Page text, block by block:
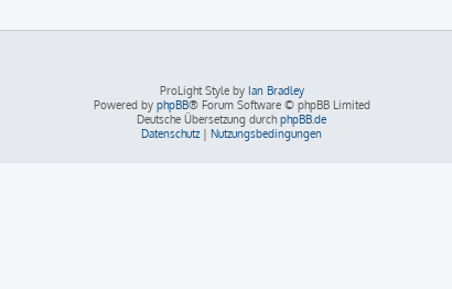
ProLight Style by Ian Bradley
Powered by phpBB® Forum Software © phpBB Limited
Deutsche Übersetzung durch phpBB.de
Datenschutz | Nutzungsbedingungen